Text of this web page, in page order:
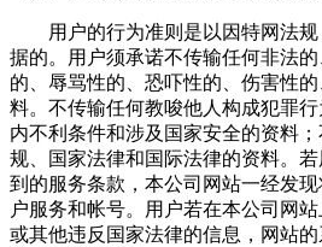
用户的行为准则是以因特网法规
据的。用户须承诺不传输任何非法
的、辱骂性的、恐吓性的、伤害性
料。不传输任何教唆他人构成犯罪
内不利条件和涉及国家安全的资料
规、国家法律和国际法律的资料。
到的服务条款，本公司网站一经发
户服务和帐号。用户若在本公司网
或其他违反国家法律的信息，网站